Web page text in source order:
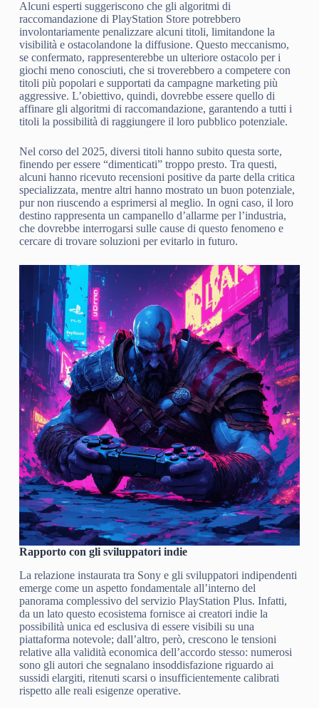
Alcuni esperti suggeriscono che gli algoritmi di
raccomandazione di PlayStation Store potrebbero
involontariamente penalizzare alcuni titoli, limitandone la
visibilità e ostacolandone la diffusione. Questo meccanismo,
se confermato, rappresenterebbe un ulteriore ostacolo per i
giochi meno conosciuti, che si troverebbero a competere con
titoli più popolari e supportati da campagne marketing più
aggressive. L’obiettivo, quindi, dovrebbe essere quello di
affinare gli algoritmi di raccomandazione, garantendo a tutti i
titoli la possibilità di raggiungere il loro pubblico potenziale.
Nel corso del 2025, diversi titoli hanno subito questa sorte,
finendo per essere “dimenticati” troppo presto. Tra questi,
alcuni hanno ricevuto recensioni positive da parte della critica
specializzata, mentre altri hanno mostrato un buon potenziale,
pur non riuscendo a esprimersi al meglio. In ogni caso, il loro
destino rappresenta un campanello d’allarme per l’industria,
che dovrebbe interrogarsi sulle cause di questo fenomeno e
cercare di trovare soluzioni per evitarlo in futuro.
Rapporto con gli sviluppatori indie
La relazione instaurata tra Sony e gli sviluppatori indipendenti
emerge come un aspetto fondamentale all’interno del
panorama complessivo del servizio PlayStation Plus. Infatti,
da un lato questo ecosistema fornisce ai creatori indie la
possibilità unica ed esclusiva di essere visibili su una
piattaforma notevole; dall’altro, però, crescono le tensioni
relative alla validità economica dell’accordo stesso: numerosi
sono gli autori che segnalano insoddisfazione riguardo ai
sussidi elargiti, ritenuti scarsi o insufficientemente calibrati
rispetto alle reali esigenze operative.